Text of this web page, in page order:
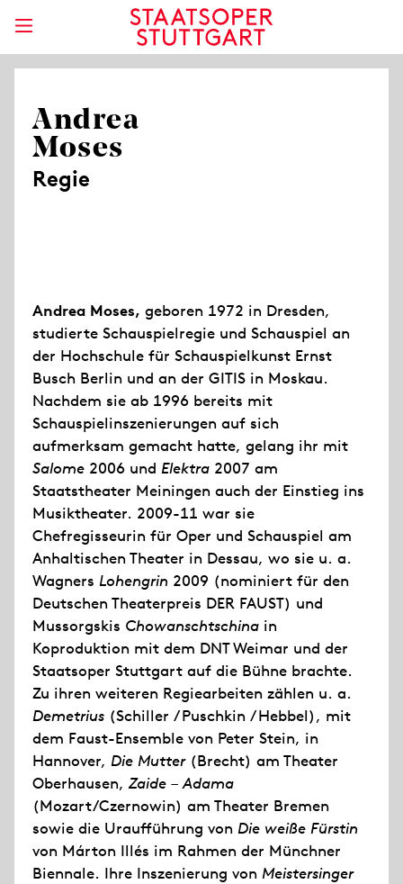
Andrea
Moses
Regie
Andrea Moses, geboren 1972 in Dresden,
studierte Schauspielregie und Schauspiel an
der Hochschule für Schauspielkunst Ernst
Busch Berlin und an der GITIS in Moskau.
Nachdem sie ab 1996 bereits mit
Schauspielinszenierungen auf sich
aufmerksam gemacht hatte, gelang ihr mit
Salome 2006 und Elektra 2007 am
Staatstheater Meiningen auch der Einstieg ins
Musiktheater. 2009-11 war sie
Chefregisseurin für Oper und Schauspiel am
Anhaltischen Theater in Dessau, wo sie u. a.
Wagners Lohengrin 2009 (nominiert für den
Deutschen Theaterpreis DER FAUST) und
Mussorgskis Chowanschtschina in
Koproduktion mit dem DNT Weimar und der
Staatsoper Stuttgart auf die Bühne brachte.
Zu ihren weiteren Regiearbeiten zählen u. a.
Demetrius (Schiller / Puschkin / Hebbel), mit
dem Faust-Ensemble von Peter Stein, in
Hannover, Die Mutter(Brecht) am Theater
Oberhausen,Zaide – Adama
(Mozart/Czernowin) am Theater Bremen
sowie die Uraufführung von Die weiße Fürstin
von Márton Illés im Rahmen der Münchner
Biennale. Ihre Inszenierung von Meistersinger